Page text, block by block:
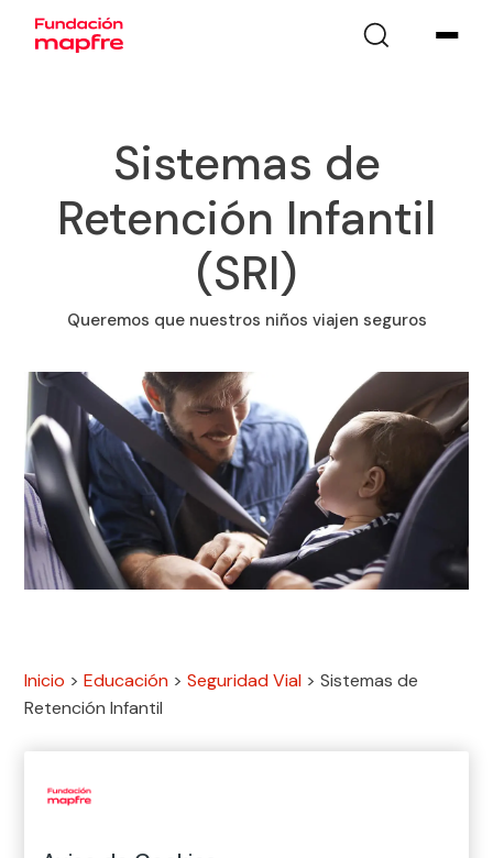
Sistemas de
Retención Infantil
(SRI)
Queremos que nuestros niños viajen seguros
Inicio >Educación >Seguridad Vial >Sistemas de
Retención Infantil